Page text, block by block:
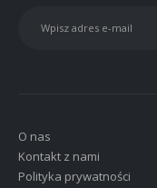
O nas
Kontakt z nami
Polityka prywatności